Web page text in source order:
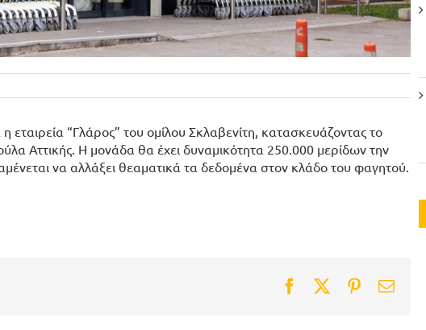
“Γλάρος” του ομίλου Σκλαβενίτη, κατασκευάζοντας το
Αττικής. Η μονάδα θα έχει δυναμικότητα 250.000 μερίδων την
να αλλάξει θεαματικά τα δεδομένα στον κλάδο του φαγητού.
Facebook
TwitterPinterest
Email